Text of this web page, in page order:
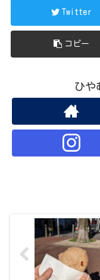
Twitter
コピー
ひや